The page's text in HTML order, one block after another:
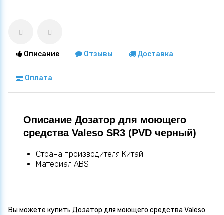
Описание Отзывы Доставка
Оплата
Описание Дозатор для моющего
средства Valeso SR3 (PVD черный)
Страна производителя Китай
Материал ABS
Вы можете купить Дозатор для моющего средства Valeso